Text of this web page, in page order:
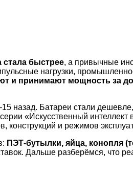
стала быстрее, а привычные
нагрузки,
и принимают мощность за
назад. Батареи стали
«Искусственный интеллект в
и режимов
ПЭТ-бутылки, яйца, конопля
Дальше разберёмся, что